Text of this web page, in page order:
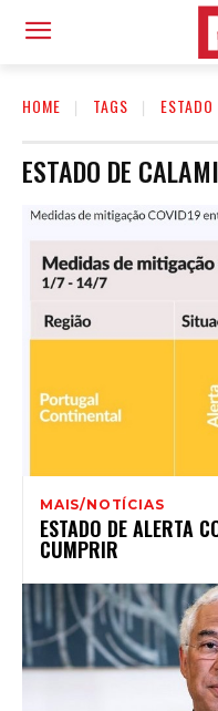
HOME TAGS
ESTADO DE
MAIS/NOTÍCIAS
ESTADO DE ALERTA
CUMPRIR